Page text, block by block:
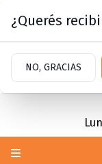
¿Querés
NO, GRACIAS